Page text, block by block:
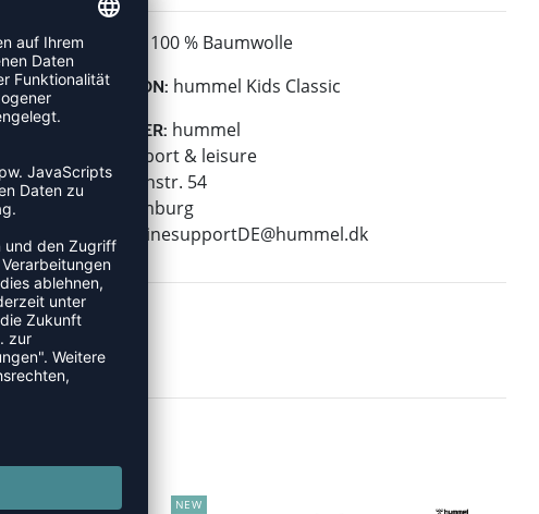
MATERIAL: 100 % Baumwolle
KOLLEKTION: hummel Kids Classic
HERSTELLER: hummel
hummel sport & leisure
Leverkusenstr. 54
22761 Hamburg
E-Mail:
onlinesupportDE@hummel.dk
NEW